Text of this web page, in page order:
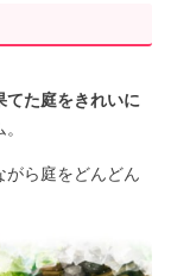
てた庭をきれいに
がら庭をどんどん